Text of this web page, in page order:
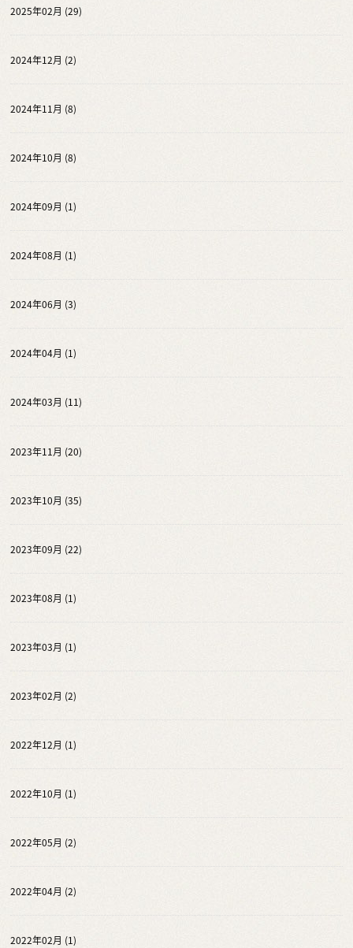
2025年02月 (29)
2024年12月 (2)
2024年11月 (8)
2024年10月 (8)
2024年09月 (1)
2024年08月 (1)
2024年06月 (3)
2024年04月 (1)
2024年03月 (11)
2023年11月 (20)
2023年10月 (35)
2023年09月 (22)
2023年08月 (1)
2023年03月 (1)
2023年02月 (2)
2022年12月 (1)
2022年10月 (1)
2022年05月 (2)
2022年04月 (2)
2022年02月 (1)